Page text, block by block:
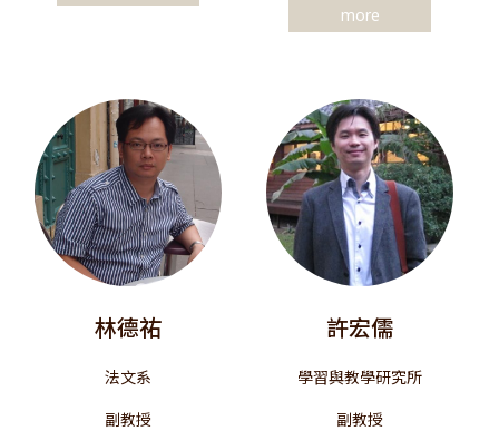
more
林德祐
法文系
副教授
許宏儒
學習與教學研究所
副教授